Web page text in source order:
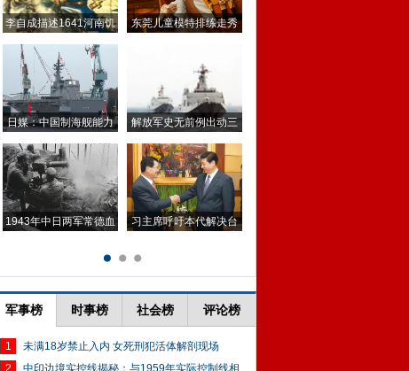
军事榜 时事榜 社会榜 评论榜
1
未满18岁禁止入内 女死刑犯活体解剖现场
2
中印边境实控线揭秘：与1959年实际控制线相